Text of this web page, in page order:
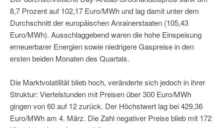
8,7 Prozent auf 102,17 Euro/MWh und lag damit unter dem
Durchschnitt der europäischen Anrainerstaaten (105,43
Euro/MWh). Ausschlaggebend waren die hohe Einspeisung
erneuerbarer Energien sowie niedrigere Gaspreise in den
ersten beiden Monaten des Quartals.
Die Marktvolatilität blieb hoch, veränderte sich jedoch in ihrer
Struktur: Viertelstunden mit Preisen über 300 Euro/MWh
gingen von 60 auf 12 zurück. Der Höchstwert lag bei 429,36
Euro/MWh am 4. März. Die Zahl negativer Preise blieb mit 172